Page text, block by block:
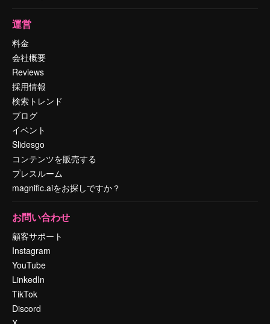
運営
料金
会社概要
Reviews
採用情報
検索トレンド
ブログ
イベント
Slidesgo
コンテンツを販売する
プレスルーム
magnific.aiをお探しですか？
お問い合わせ
顧客サポート
Instagram
YouTube
LinkedIn
TikTok
Discord